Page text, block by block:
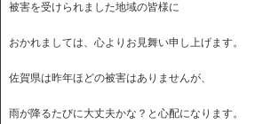
被害を受けられました地域の皆様に
おかれましては、心よりお見舞い申し上げます。
佐賀県は昨年ほどの被害はありませんが、
雨が降るたびに大丈夫かな？と心配になります。